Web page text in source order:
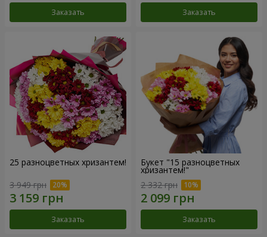
Заказать Заказать
25 разноцветных хризантем!
3 949 грн
Заказать
Букет "15 разноцветных
хризантем!"
2 332 грн
Заказать